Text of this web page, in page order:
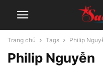
Trang chủ Tags Philip
Philip Nguyễn